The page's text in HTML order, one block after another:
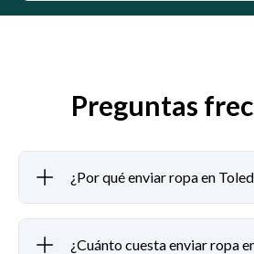
Preguntas
¿Por qué enviar ropa en
¿Cuánto cuesta enviar ropa